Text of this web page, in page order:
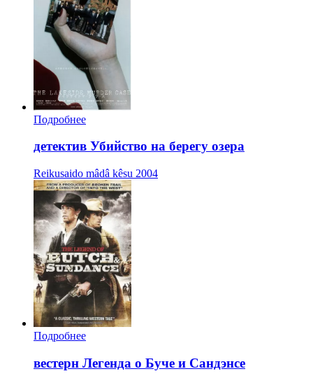
Подробнее
детектив Убийство на берегу озера
Reikusaido mâdâ kêsu 2004
Подробнее
вестерн Легенда о Буче и Сандэнсе